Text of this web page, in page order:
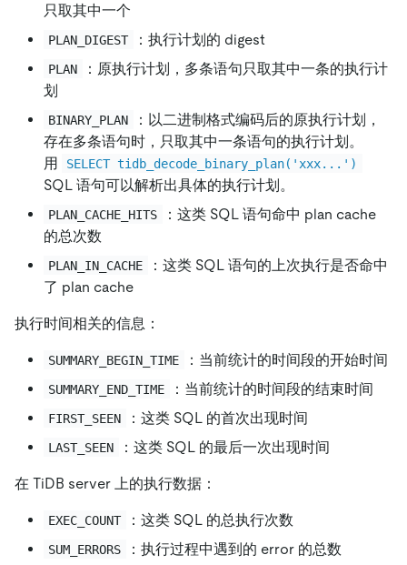
只取其中一个
PLAN_DIGEST ：执行计划的 digest
PLAN
：原执行计划，多条语句只取其中一条的执行计
划
BINARY_PLAN
：以二进制格式编码后的原执行计划，
存在多条语句时，只取其中一条语句的执行计划。
用
SELECT tidb_decode_binary_plan('xxx...')
SQL 语句可以解析出具体的执行计划。
PLAN_CACHE_HITS
：这类 SQL 语句命中 plan cache
的总次数
PLAN_IN_CACHE
：这类 SQL 语句的上次执行是否命中
了 plan cache
执行时间相关的信息：
SUMMARY_BEGIN_TIME ：当前统计的时间段的开始时间
SUMMARY_END_TIME ：当前统计的时间段的结束时间
FIRST_SEEN ：这类 SQL 的首次出现时间
LAST_SEEN ：这类 SQL 的最后一次出现时间
在 TiDB server 上的执行数据：
EXEC_COUNT ：这类 SQL 的总执行次数
SUM_ERRORS ：执行过程中遇到的 error 的总数